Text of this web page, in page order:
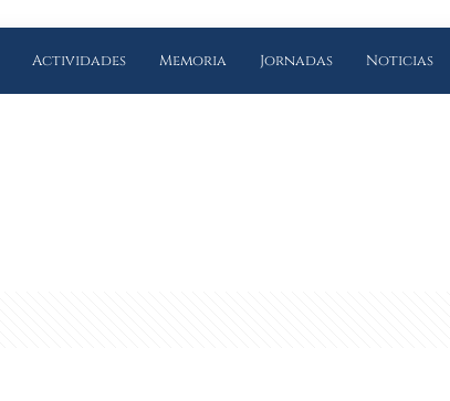
Actividades Memoria Jornadas Noticias